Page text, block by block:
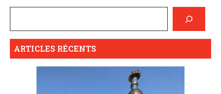
ARTICLES RÉCENTS